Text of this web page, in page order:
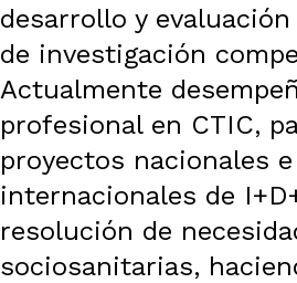
desarrollo y
de investigación
Actualmente
profesional en CTIC,
proyectos nacionales e
internacionales de
resolución de
sociosanitarias,